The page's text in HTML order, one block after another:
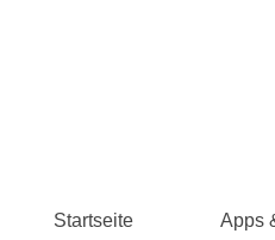
Startseite Apps